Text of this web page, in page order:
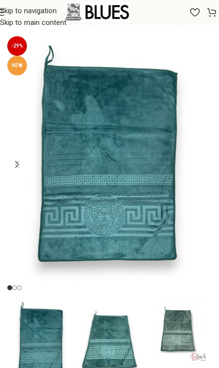
Skip to navigation
Skip to main content
Sākums/Dvieļi/Vannas dvieļi/Maza izmēra vannas dvieļi
-29%
NEW